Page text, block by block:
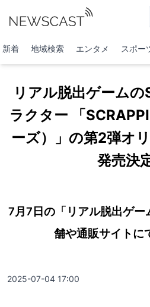
新着 地域検索 エンタメ スポー
リアル脱出ゲーム
ラクター 「
ーズ）」の第2弾オ
発売決
7月7日の「リアル脱出ゲー
舗や通販サイトに
2025-07-04 17:00